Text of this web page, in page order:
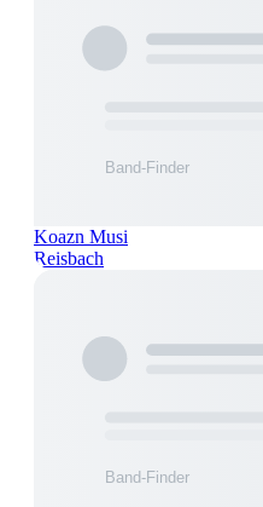
Koazn Musi
Reisbach